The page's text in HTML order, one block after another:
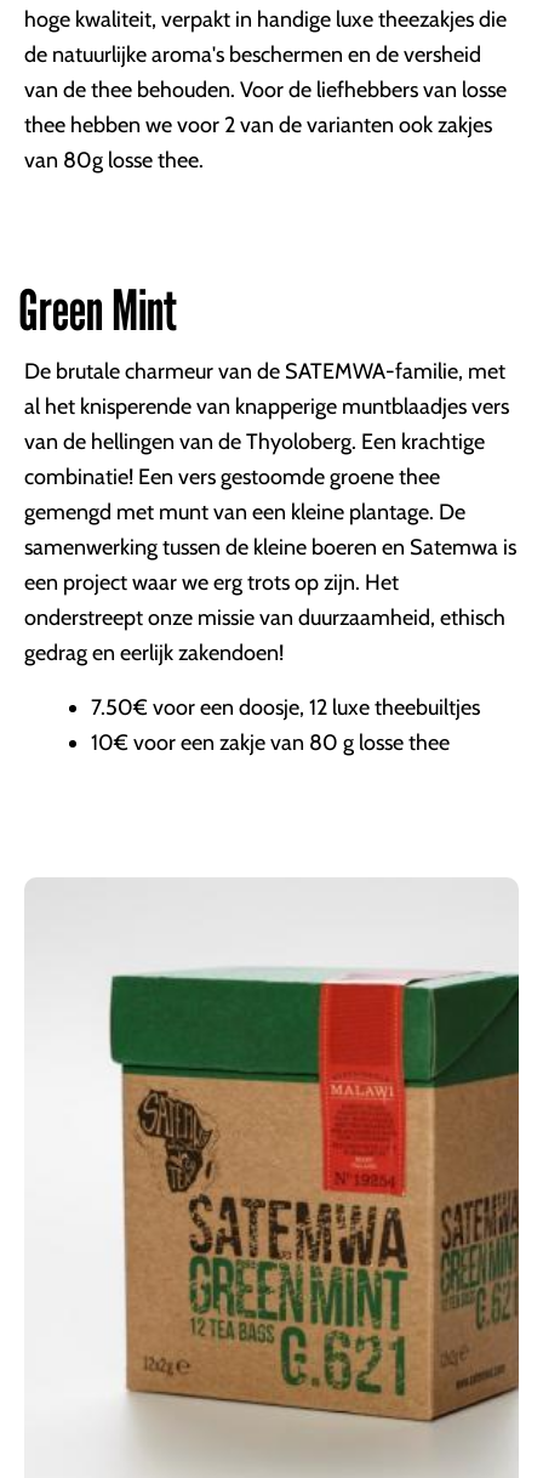
hoge kwaliteit, verpakt in handige luxe theezakjes die
de natuurlijke aroma's beschermen en de versheid
van de thee behouden. Voor de liefhebbers van losse
thee hebben we voor 2 van de varianten ook zakjes
van 80g losse thee.
Green Mint
De brutale charmeur van de SATEMWA-familie, met
al het knisperende van knapperige muntblaadjes vers
van de hellingen van de Thyoloberg. Een krachtige
combinatie! Een vers gestoomde groene thee
gemengd met munt van een kleine plantage. De
samenwerking tussen de kleine boeren en Satemwa is
een project waar we erg trots op zijn. Het
onderstreept onze missie van duurzaamheid, ethisch
gedrag en eerlijk zakendoen!
7.50€ voor een doosje, 12 luxe theebuiltjes
10€ voor een zakje van 80 g losse thee